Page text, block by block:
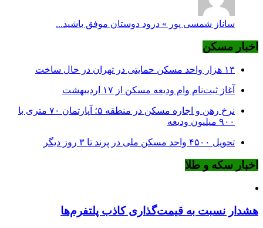
ساناز شمسی پور » درود دوستان موفق باشید...
اخبار مسکن
۱۳ هزار واحد مسکن حمایتی در تهران در حال ساخت
آغاز ثبت‌نام وام ودیعه مسکن از ۱۷ اردیبهشت
نرخ‌ رهن و اجاره مسکن در منطقه ۵؛ آپارتمان ۷۰ متری با
۹۰۰ میلیون ودیعه
تحویل ۴۵۰۰ واحد مسکن ملی در پرند تا ۳ روز دیگر
اخبار سکه و طلا
هشدار نسبت به قیمت‌گذاری کاذب پلتفرم‌ها